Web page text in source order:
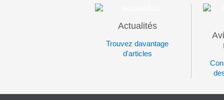
Actualités
Trouvez davantage
d'articles